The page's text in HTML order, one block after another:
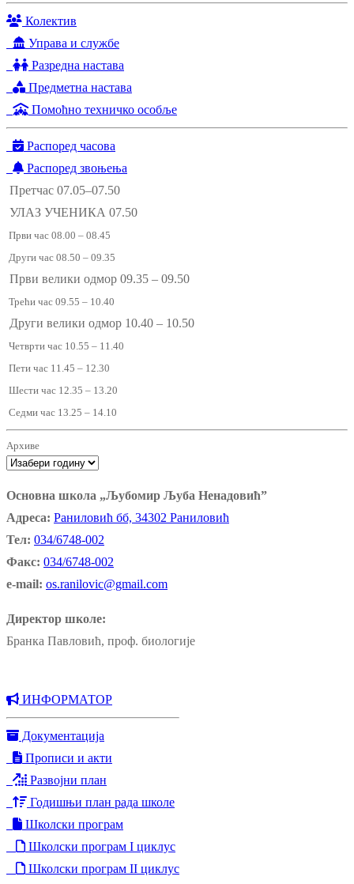
Колектив
Управа и службе
Разредна настава
Предметна настава
Помоћно техничко особље
Распоред часова
Распоред звоњења
Претчас 07.05–07.50
УЛАЗ УЧЕНИКА 07.50
Први час 08.00 – 08.45
Други час 08.50 – 09.35
Први велики одмор 09.35 – 09.50
Трећи час 09.55 – 10.40
Други велики одмор 10.40 – 10.50
Четврти час 10.55 – 11.40
Пети час 11.45 – 12.30
Шести час 12.35 – 13.20
Седми час 13.25 – 14.10
Архиве
Основна школа „Љубомир Љуба Ненадовић”
Адреса: Раниловић бб, 34302 Раниловић
Тел: 034/6748-002
Факс: 034/6748-002
e-mail: os.ranilovic@gmail.com
Директор школе:
Бранка Павловић, проф. биологије
ИНФОРМАТОР
Документација
Прописи и акти
Развојни план
Годишњи план рада школе
Школски програм
Школски програм I циклус
Школски програм II циклус